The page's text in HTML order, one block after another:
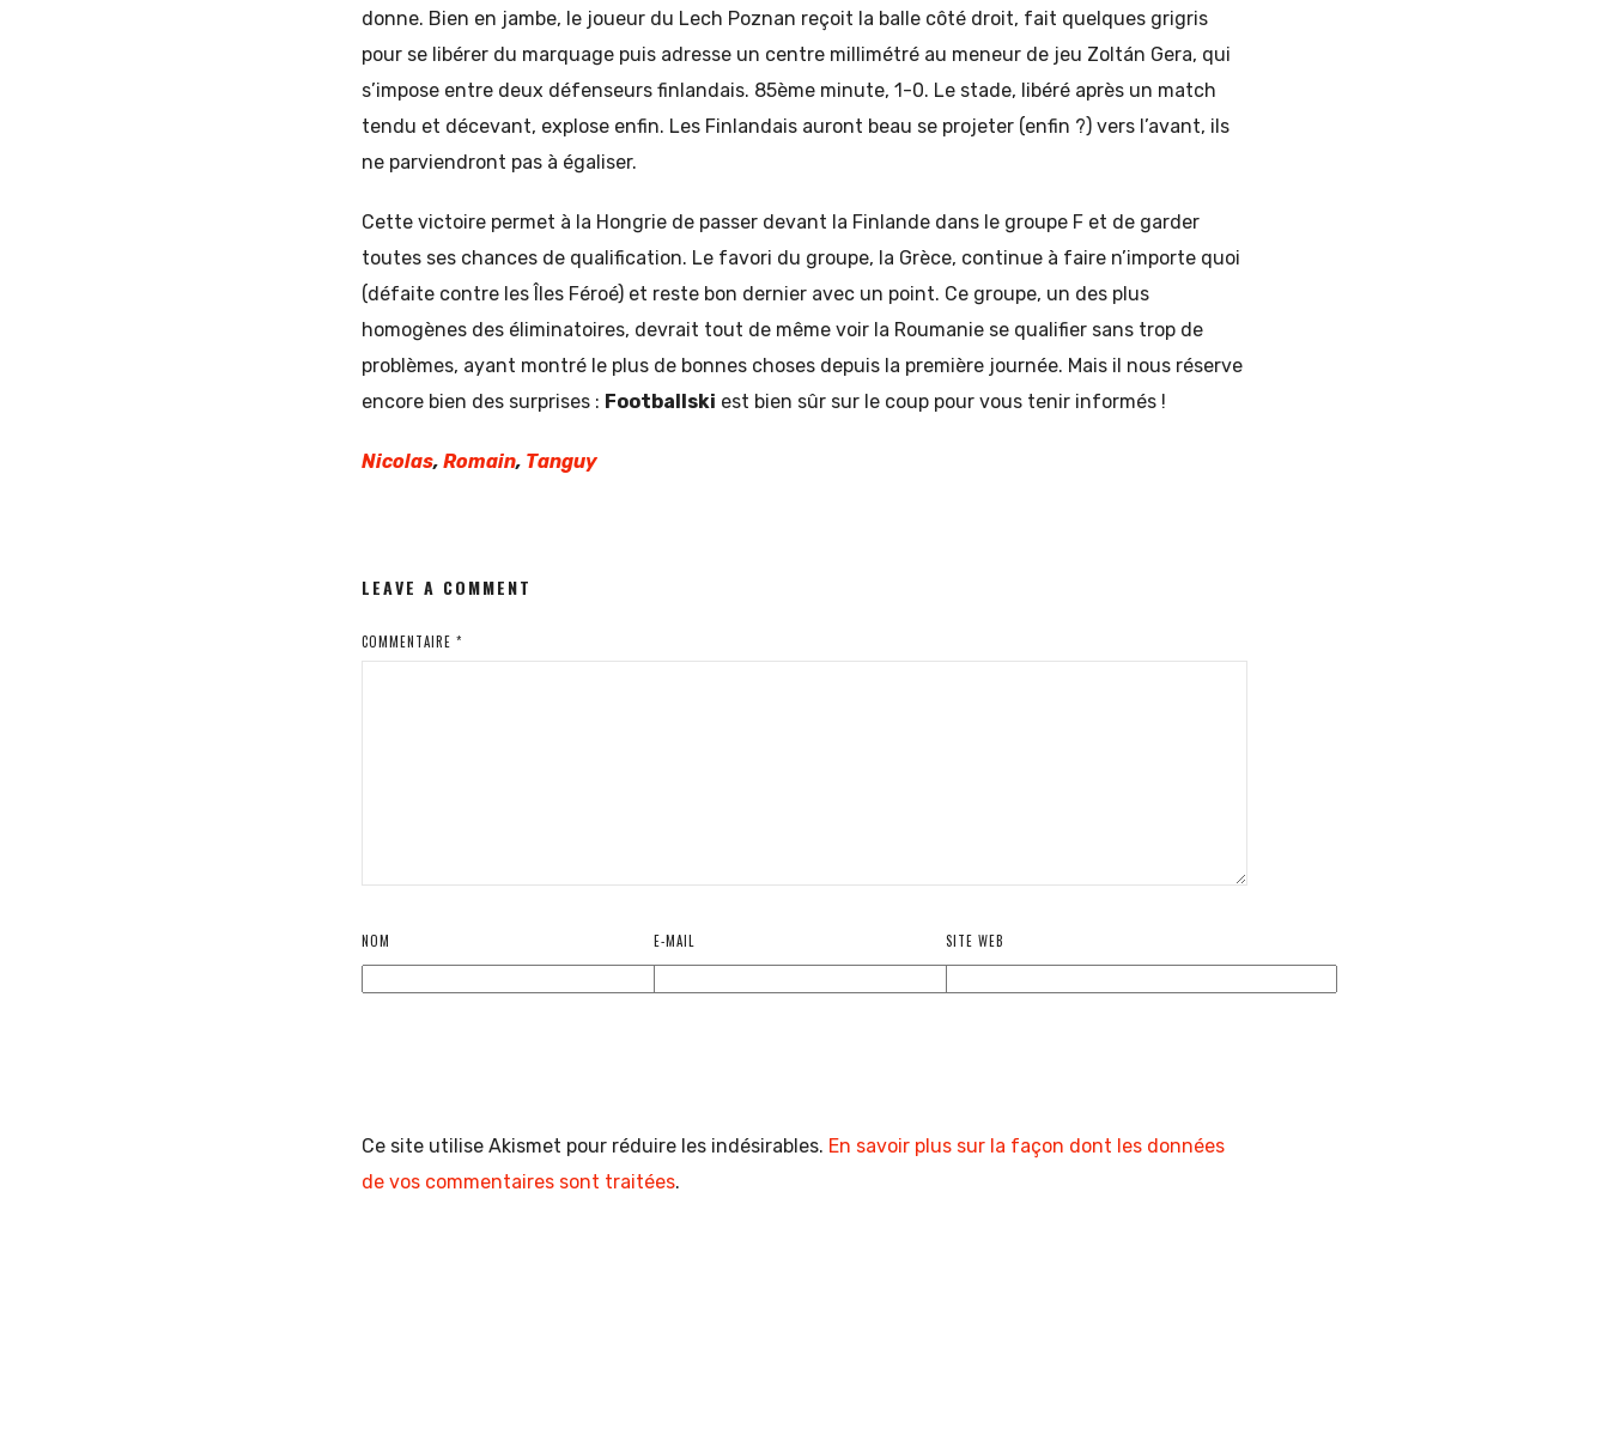
donne. Bien en jambe, le joueur du Lech Poznan reçoit la balle côté droit, fait quelques grigris
pour se libérer du marquage puis adresse un centre millimétré au meneur de jeu Zoltán Gera, qui
s’impose entre deux défenseurs finlandais. 85ème minute, 1-0. Le stade, libéré après un match
tendu et décevant, explose enfin. Les Finlandais auront beau se projeter (enfin ?) vers l’avant, ils
ne parviendront pas à égaliser.
Cette victoire permet à la Hongrie de passer devant la Finlande dans le groupe F et de garder
toutes ses chances de qualification. Le favori du groupe, la Grèce, continue à faire n’importe quoi
(défaite contre les Îles Féroé) et reste bon dernier avec un point. Ce groupe, un des plus
homogènes des éliminatoires, devrait tout de même voir la Roumanie se qualifier sans trop de
problèmes, ayant montré le plus de bonnes choses depuis la première journée. Mais il nous réserve
encore bien des surprises : Footballski est bien sûr sur le coup pour vous tenir informés !
Nicolas, Romain, Tanguy
LEAVE A COMMENT
COMMENTAIRE *
NOM E-MAIL SITE WEB
Ce site utilise Akismet pour réduire les indésirables. En savoir plus sur la façon dont les données
de vos commentaires sont traitées.